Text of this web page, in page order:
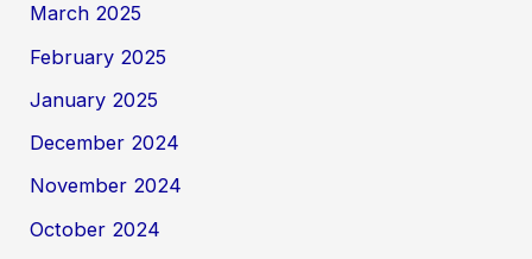
March 2025
February 2025
January 2025
December 2024
November 2024
October 2024